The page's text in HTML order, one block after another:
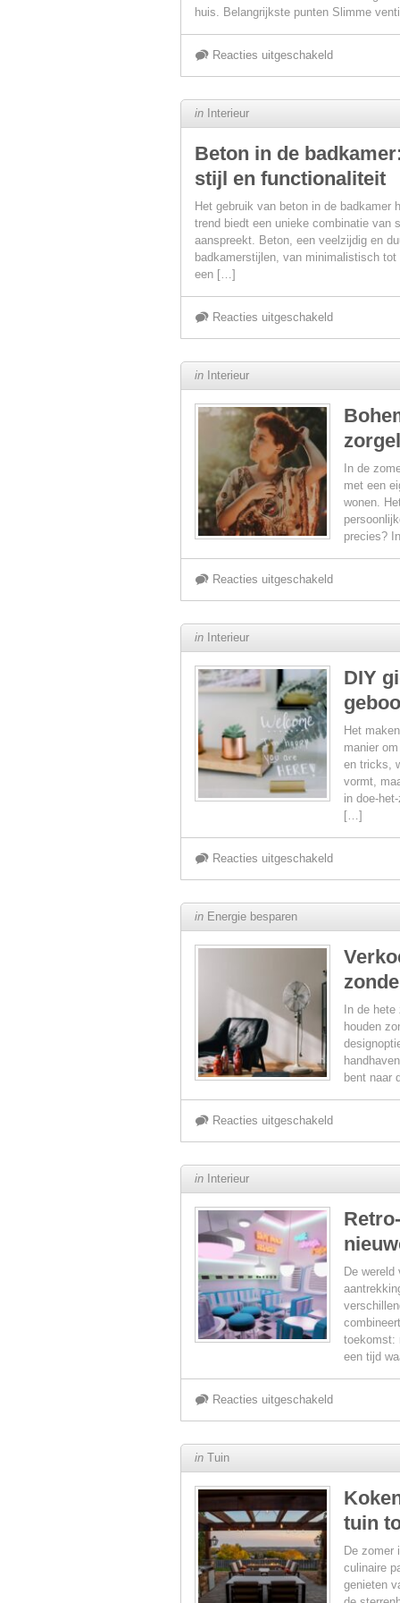
huis. Belangrijkste punten Slimme
Reacties uitgeschakeldvoor
in
slimme
ventilatoren
voor
efficiënte
in Interieur
Beton in de
stijl en functionaliteit
Het gebruik van beton in de badkamer
trend biedt een unieke combinatie van
aanspreekt. Beton, een veelzijdig en
badkamerstijlen, van minimalistisch
een […]
Reacties uitgeschakeldvoor
badkamer:
een
moderne
benadering
stijl
functionaliteit
in Interieur
In de
met een
wonen.
precies?
Reacties uitgeschakeldvoor
tips
voor
een
zorgeloos
interieur
in Interieur
DIY
Het
manier
en tricks,
vormt,
in doe-
[…]
Reacties uitgeschakeldvoor
voor
plexi
tips
tricks
in Energie besparen
In de
houden
bent naar
Reacties uitgeschakeldvoor
voor
thuis
airconditioning
in Interieur
De
toekomst:
een tijd
Reacties uitgeschakeldvoor
elementen:
een
in Tuin
tuin
De zomer
culinaire
genieten